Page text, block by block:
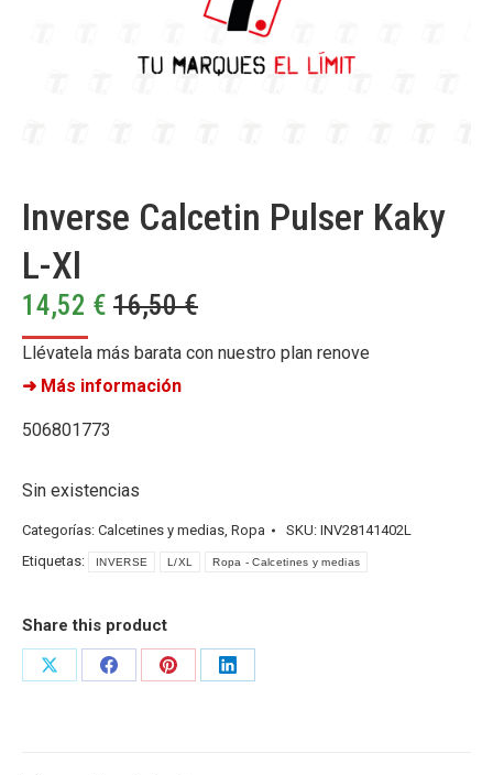
Inverse Calcetin Pulser Kaky
L-Xl
14,52 € 16,50€
Llévatela más barata con nuestro plan renove
➜ Más información
506801773
Sin existencias
Categorías: Calcetines y medias, Ropa SKU: INV28141402L
Etiquetas:
INVERSE L/XL Ropa - Calcetines y medias
Share this product
Share
Share
Share
Share